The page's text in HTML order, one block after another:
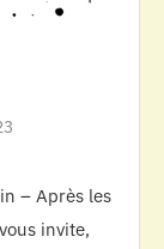
– Après les
invite,